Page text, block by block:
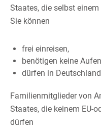
Staates, die selbst einem
Sie können
frei einreisen,
benötigen keine
dürfen in
Familienmitglieder von
Staates, die keinem EU-
dürfen